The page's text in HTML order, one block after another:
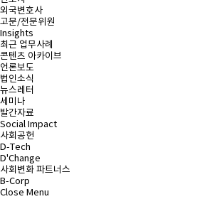
외국변호사
고문/전문위원
Insights
최근 업무사례
콘텐츠 아카이브
언론보도
법인소식
뉴스레터
세미나
발간자료
Social Impact
사회공헌
D-Tech
D'Change
사회변화 파트너스
B-Corp
Close Menu